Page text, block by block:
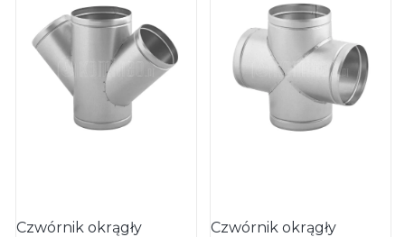
Czwórnik okrągły
Czwórnik okrągły